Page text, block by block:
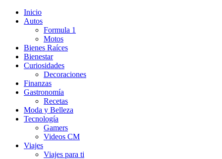
Inicio
Autos
Formula 1
Motos
Bienes Raíces
Bienestar
Curiosidades
Decoraciones
Finanzas
Gastronomía
Recetas
Moda y Belleza
Tecnología
Gamers
Videos CM
Viajes
Viajes para ti